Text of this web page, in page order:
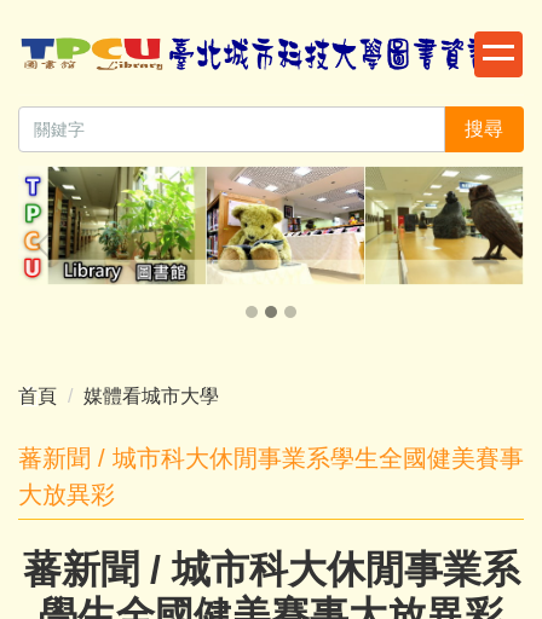
到
要
區
搜尋
首頁 媒體看城市大學
蕃新聞 / 城市科大休閒事業系學生全國健美賽事
大放異彩
蕃新聞 / 城市科大休閒事業系